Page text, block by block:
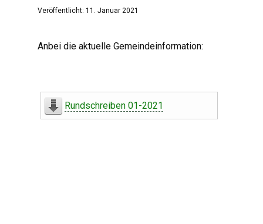
Veröffentlicht: 11. Januar 2021
Anbei die aktuelle Gemeindeinformation:
Rundschreiben 01-2021